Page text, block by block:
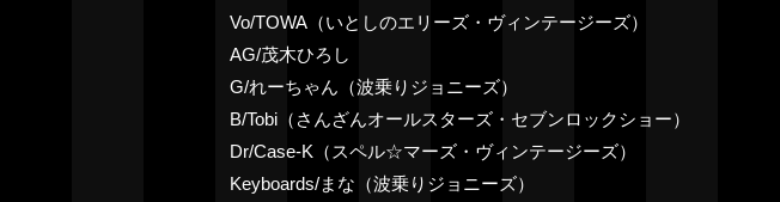
Vo/TOWA（いとしのエリーズ・ヴィンテージーズ）
AG/茂木ひろし
G/れーちゃん（波乗りジョニーズ）
B/Tobi（さんざんオールスターズ・セブンロックショー）
Dr/Case-K（スペル☆マーズ・ヴィンテージーズ）
Keyboards/まな（波乗りジョニーズ）